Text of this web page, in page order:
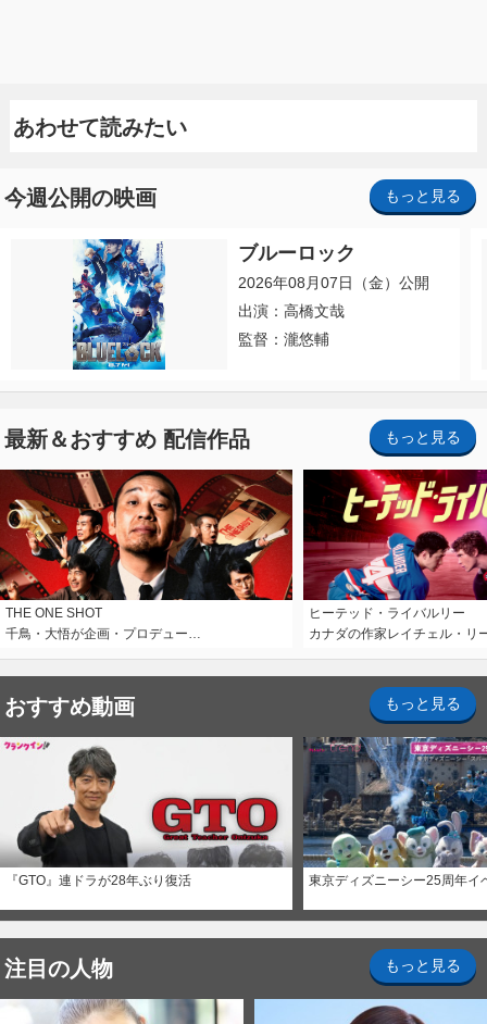
あわせて読みたい
今週公開の映画 もっと見る
ブルーロック
2026年08月07日（金）公開
出演：高橋文哉
監督：瀧悠輔
最新＆おすすめ 配信作品 もっと見る
THE ONE SHOT
千鳥・大悟が企画・プロデュー…
ヒーテッド・ライバルリー
カナダの作家レイチェル・リ
おすすめ動画 もっと見る
『GTO』連ドラが28年ぶり復活 東京ディズニーシー25周年イ
注目の人物 もっと見る